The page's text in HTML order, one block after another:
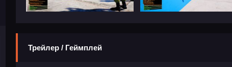
Трейлер / Геймплей